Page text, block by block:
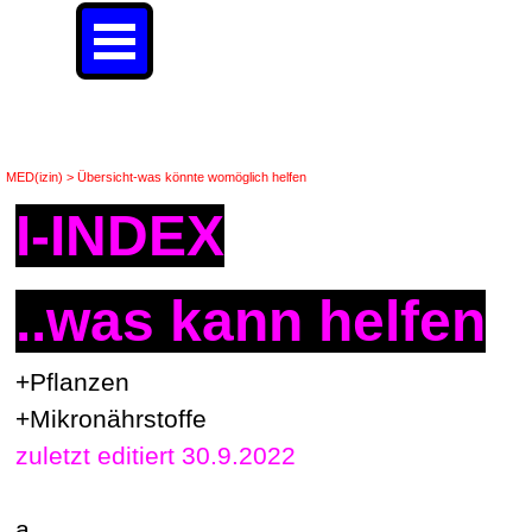
Direkt zum Seiteninhalt
MED(izin) > Übersicht-was könnte womöglich helfen
I-INDEX
..was kann helfen
+Pflanzen
+Mikronährstoffe
zuletzt editiert 30.9.2022